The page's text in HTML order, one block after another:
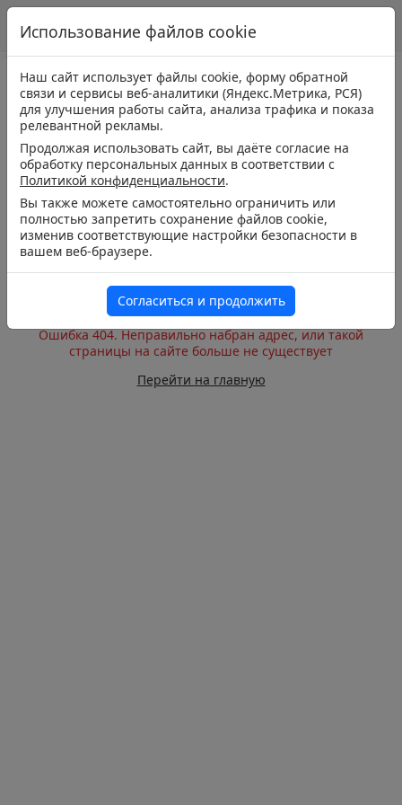
Ошибка 404. Неправильно набран адрес, или такой
страницы на сайте больше не существует
Перейти на главную
Использование файлов cookie
Наш сайт использует файлы cookie, форму обратной
связи и сервисы веб-аналитики (Яндекс.Метрика, РСЯ)
для улучшения работы сайта, анализа трафика и показа
релевантной рекламы.
Продолжая использовать сайт, вы даёте согласие на
обработку персональных данных в соответствии с
Политикой конфиденциальности.
Вы также можете самостоятельно ограничить или
полностью запретить сохранение файлов cookie,
изменив соответствующие настройки безопасности в
вашем веб-браузере.
Согласиться и продолжить